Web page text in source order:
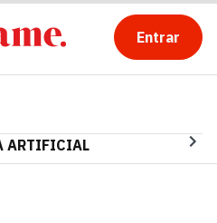
Entrar
ARTIFICIAL